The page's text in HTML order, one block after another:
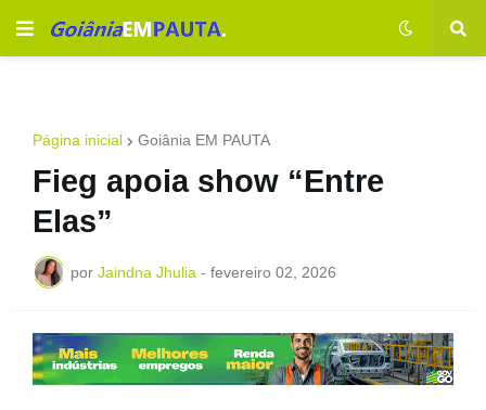
Página inicial Goiânia EM PAUTA
Fieg apoia show “Entre
Elas”
por Jaindna Jhulia - fevereiro 02, 2026